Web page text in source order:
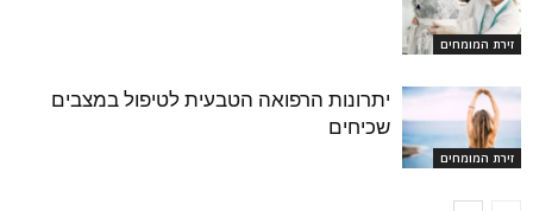
זירת המומחים
זירת המומחים
יתרונות הרפואה הטבעית לטיפול במצבים
שכיחים